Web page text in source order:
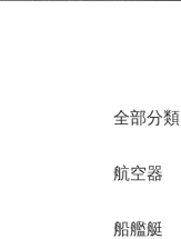
全部分類
航空器
船艦艇